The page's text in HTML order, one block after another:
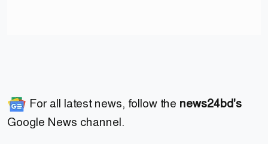
For all latest news, follow the news24bd's
Google News channel.